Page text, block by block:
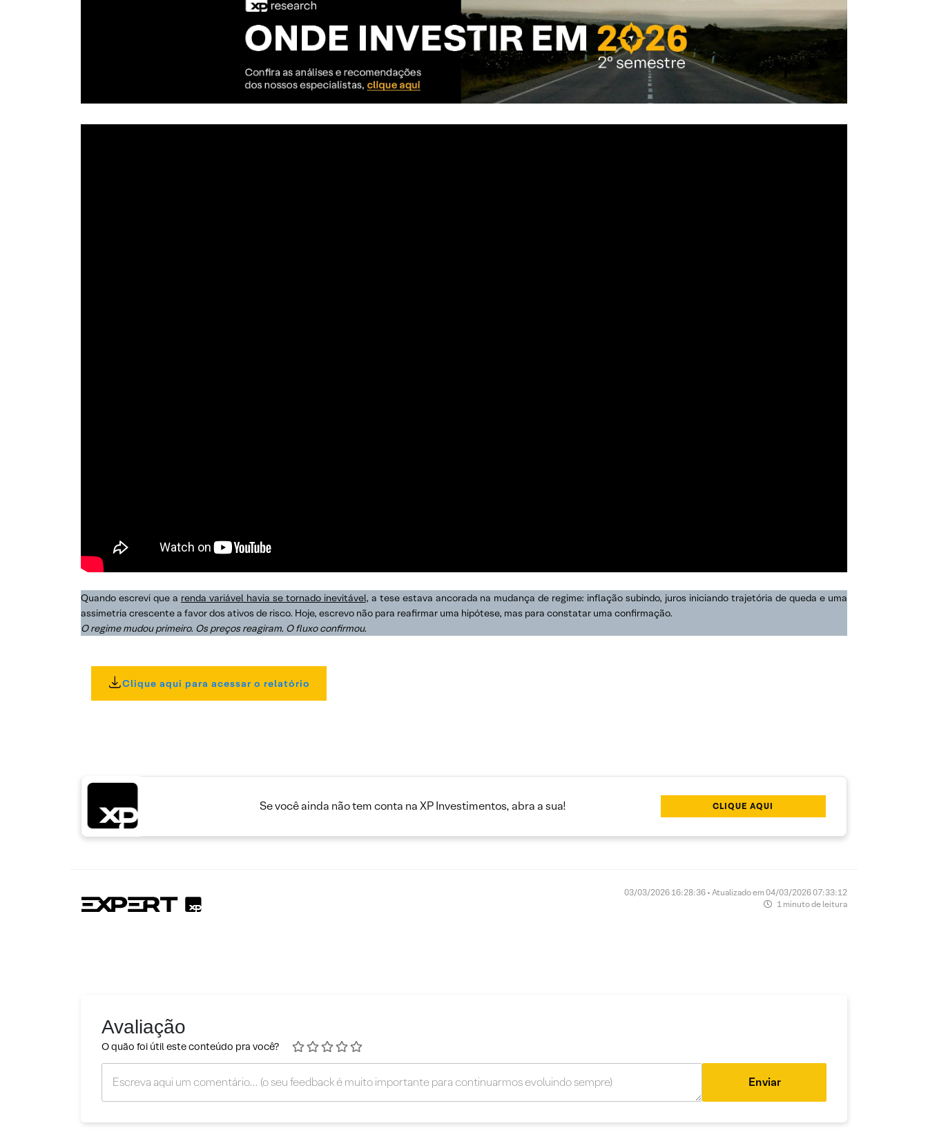
Quando escrevi que a renda variável havia se tornado inevitável, a tese estava ancorada na mudança de regime: inflação subindo, juros iniciando trajetória de queda e uma
assimetria crescente a favor dos ativos de risco. Hoje, escrevo não para reafirmar uma hipótese, mas para constatar uma confirmação.
O regime mudou primeiro. Os preços reagiram. O fluxo confirmou.
Clique aqui para acessar o relatório
Se você ainda não tem conta na XP Investimentos, abra a sua! CLIQUE AQUI
03/03/2026 16:28:36 • Atualizado em 04/03/2026 07:33:12
1 minuto de leitura
Avaliação
O quão foi útil este conteúdo pra você?
Enviar